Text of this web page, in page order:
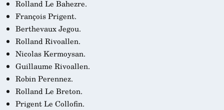
Rolland Le Bahezre.
François Prigent.
Berthevaux Jegou.
Rolland Rivoallen.
Nicolas Kermoysan.
Guillaume Rivoallen.
Robin Perennez.
Rolland Le Breton.
Prigent Le Collofin.